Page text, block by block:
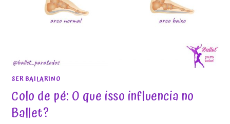
SER BAILARINO
Colo de pé: O que isso influencia no
Ballet?